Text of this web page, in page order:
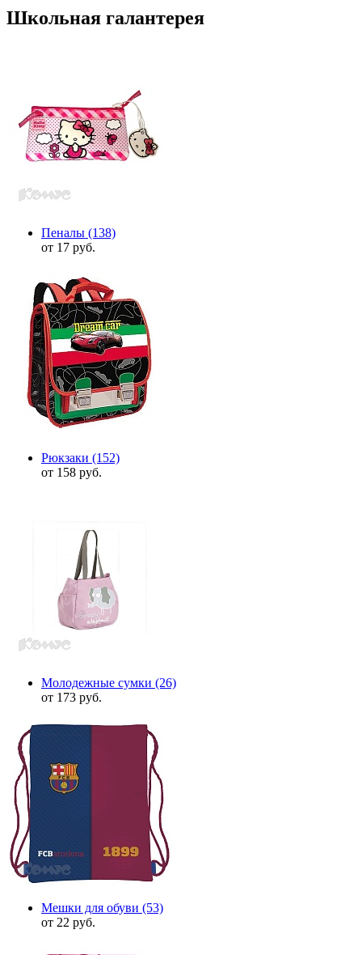
Школьная галантерея
Пеналы (138)
от 17 руб.
Рюкзаки (152)
от 158 руб.
Молодежные сумки (26)
от 173 руб.
Мешки для обуви (53)
от 22 руб.